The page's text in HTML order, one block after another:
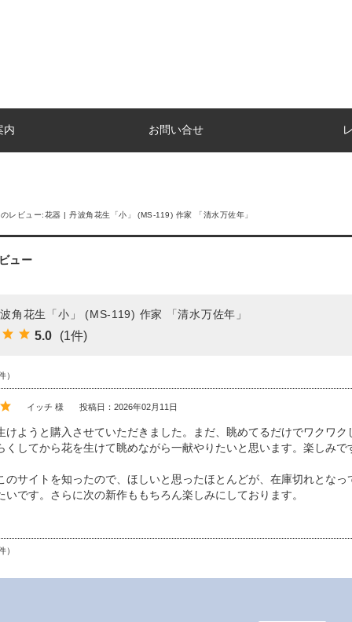
内 お問い合せ
レビュー:花器 | 丹波角花生「小」 (MS-119) 作家 「清水万佐年」
ュー
角花生「小」 (MS-119) 作家 「清水万佐年」
5.0 (1件)
）
イッチ 様 投稿日：2026年02月11日
けようと購入させていただきました。まだ、眺めてるだけでワクワ
くしてから花を生けて眺めながら一献やりたいと思います。楽しみ
のサイトを知ったので、ほしいと思ったほとんどが、在庫切れとな
いです。さらに次の新作ももちろん楽しみにしております。
）